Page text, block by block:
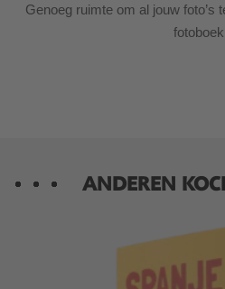
Genoeg ruimte om al jouw foto’s
ANDEREN